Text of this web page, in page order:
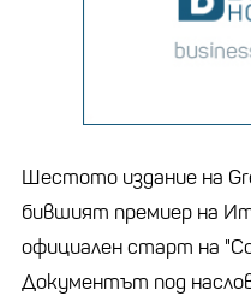
Шестото издание на
бившият премиер на
официален старт на
Документът под